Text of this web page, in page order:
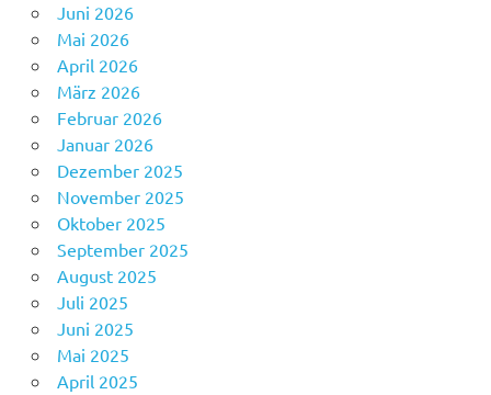
Juni 2026
Mai 2026
April 2026
März 2026
Februar 2026
Januar 2026
Dezember 2025
November 2025
Oktober 2025
September 2025
August 2025
Juli 2025
Juni 2025
Mai 2025
April 2025